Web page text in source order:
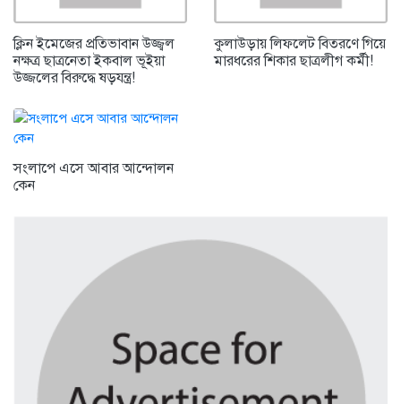
ক্লিন ইমেজের প্রতিভাবান উজ্জ্বল
নক্ষত্র ছাত্রনেতা ইকবাল ভূইয়া
উজ্জলের বিরুদ্ধে ষড়যন্ত্র!
কুলাউড়ায় লিফলেট বিতরণে গিয়ে
মারধরের শিকার ছাত্রলীগ কর্মী!
সংলাপে এসে আবার আন্দোলন
কেন